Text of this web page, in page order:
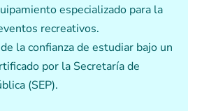
especializado para la
recreativos.
la confianza de estudiar bajo un
por la Secretaría de
(SEP).